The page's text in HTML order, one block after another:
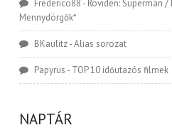
Frederico88 - Röviden: Superman
Mennydörgők*
BKaulitz-Alias sorozat
Papyrus - TOP 10 időutazós filmek
NAPTÁR